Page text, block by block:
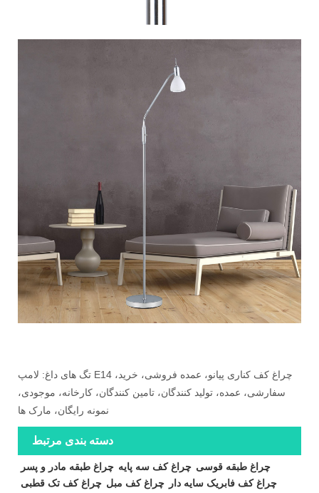
تگ های داغ: لامپ E14 چراغ کف کناری پیانو، عمده فروشی، خرید،
سفارشی، عمده، تولید کنندگان، تامین کنندگان، کارخانه، موجودی،
نمونه رایگان، مارک ها
دسته بندی مرتبط
چراغ طبقه مادر و پسر چراغ کف سه پایه چراغ طبقه قوسی
چراغ کف تک قطبی چراغ کف مبل
چراغ کف فابریک سایه دار